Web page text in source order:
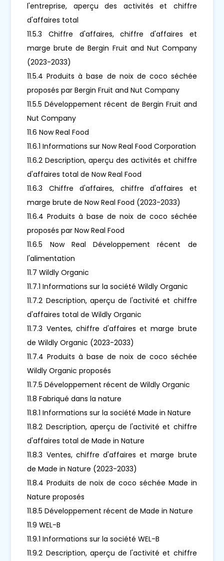
l'entreprise, aperçu des activités et chiffre
d'affaires total
11.5.3 Chiffre d'affaires, chiffre d'affaires et
marge brute de Bergin Fruit and Nut Company
(2023-2033)
11.5.4 Produits à base de noix de coco séchée
proposés par Bergin Fruit and Nut Company
11.5.5 Développement récent de Bergin Fruit and
Nut Company
11.6 Now Real Food
11.6.1 Informations sur Now Real Food Corporation
11.6.2 Description, aperçu des activités et chiffre
d'affaires total de Now Real Food
11.6.3 Chiffre d'affaires, chiffre d'affaires et
marge brute de Now Real Food (2023-2033)
11.6.4 Produits à base de noix de coco séchée
proposés par Now Real Food
11.6.5 Now Real Développement récent de
l'alimentation
11.7 Wildly Organic
11.7.1 Informations sur la société Wildly Organic
11.7.2 Description, aperçu de l'activité et chiffre
d'affaires total de Wildly Organic
11.7.3 Ventes, chiffre d'affaires et marge brute
de Wildly Organic (2023-2033)
11.7.4 Produits à base de noix de coco séchée
Wildly Organic proposés
11.7.5 Développement récent de Wildly Organic
11.8 Fabriqué dans la nature
11.8.1 Informations sur la société Made in Nature
11.8.2 Description, aperçu de l'activité et chiffre
d'affaires total de Made in Nature
11.8.3 Ventes, chiffre d'affaires et marge brute
de Made in Nature (2023-2033)
11.8.4 Produits de noix de coco séchée Made in
Nature proposés
11.8.5 Développement récent de Made in Nature
11.9 WEL-B
11.9.1 Informations sur la société WEL-B
11.9.2 Description, aperçu de l'activité et chiffre